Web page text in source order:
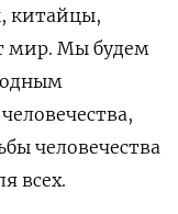
китайцы,
мир. Мы будем
человечества
всех.